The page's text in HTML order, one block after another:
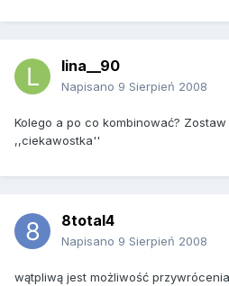
lina__90
Napisano 9 Sierpień 2008
Kolego a po co kombinować?
,,ciekawostka''
8total4
Napisano 9 Sierpień 2008
wątpliwą jest możliwość